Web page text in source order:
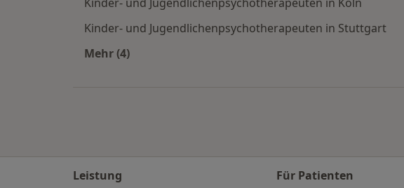
Kinder- und Jugendlichenpsychotherapeuten in Köln
Kinder- und Jugendlichenpsychotherapeuten in Stuttgart
Mehr (4)
Leistung
Für Patienten